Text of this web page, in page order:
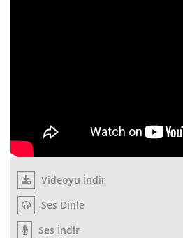
Videoyu İndir
Ses Dinle
Ses İndir